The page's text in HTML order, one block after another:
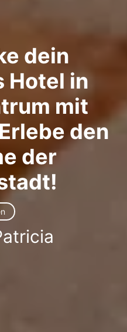
dein
Hotel in
mit
den
der